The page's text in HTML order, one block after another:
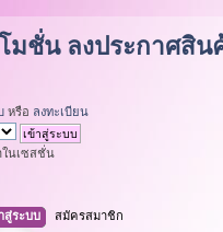
มชั่น ลงประกาศสิน
หรือ ลงทะเบียน
ในเซสชั่น
สู่ระบบ สมัครสมาชิก